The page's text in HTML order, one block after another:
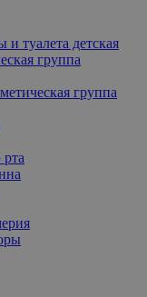
туалета детская
группа
группа